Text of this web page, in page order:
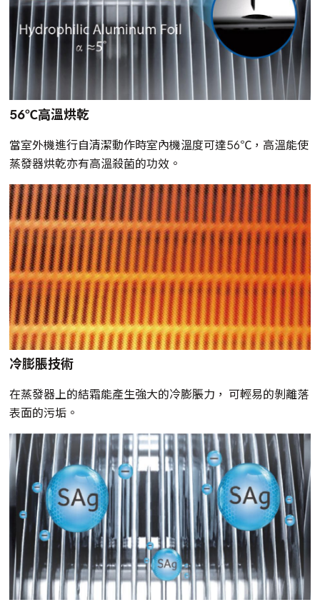
56℃高溫烘乾
當室外機進行自清潔動作時室內機溫度可達56℃，高溫能使
蒸發器烘乾亦有高溫殺菌的功效。
冷膨脹技術
在蒸發器上的結霜能產生強大的冷膨脹力， 可輕易的剝離落
表面的污垢。